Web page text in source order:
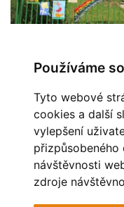
Používáme
Tyto webové
cookies a další
vylepšení
přizpůsobeného
návštěvnosti
zdroje
← Předchozí
Automatické
OBLÍBENÉ ODKAZY
MĚSTO HAVÍŘOV
STAV OVZDUŠÍ